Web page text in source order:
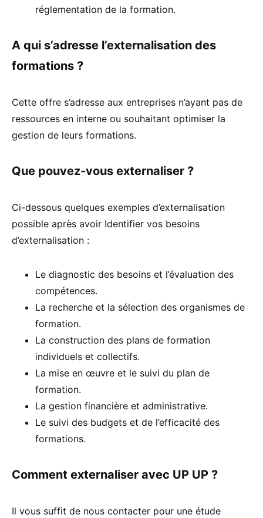
réglementation de la formation.
A qui s’adresse l’externalisation des
formations ?
Cette offre s’adresse aux entreprises n’ayant pas de
ressources en interne ou souhaitant optimiser la
gestion de leurs formations.
Que pouvez-vous externaliser ?
Ci-dessous quelques exemples d’externalisation
possible après avoir Identifier vos besoins
d’externalisation :
Le diagnostic des besoins et l’évaluation des
compétences.
La recherche et la sélection des organismes de
formation.
La construction des plans de formation
individuels et collectifs.
La mise en œuvre et le suivi du plan de
formation.
La gestion financière et administrative.
Le suivi des budgets et de l’efficacité des
formations.
Comment externaliser avec UP UP ?
Il vous suffit de nous contacter pour une étude